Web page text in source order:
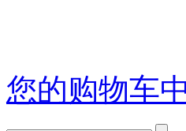
您的购物车